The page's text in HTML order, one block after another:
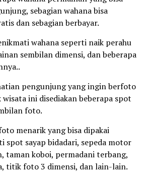
sebagian wahana bisa
dan sebagian berbayar.
wahana seperti naik perahu
sembilan dimensi, dan beberapa
pengunjung yang ingin berfoto
ini disediakan beberapa spot
foto.
menarik yang bisa dipakai
sayap bidadari, sepeda motor
taman koboi, permadani terbang,
titik foto 3 dimensi, dan lain-lain.